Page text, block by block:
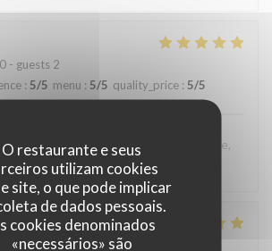
O restaurante e seus
utilizam cookies
site, o que pode implicar
de dados pessoais.
cookies denominados
«necessários» são
- guests 2
: 5/5 menu : 5/5 quality_price : 5/5
service efficace, personnel aimable,
les plats.
- guests 2